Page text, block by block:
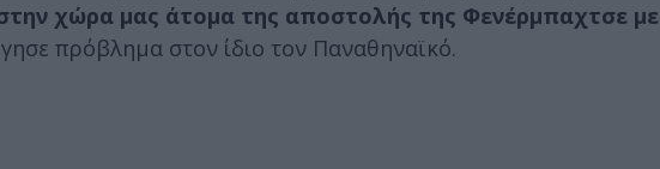
χώρα μας άτομα της αποστολής της Φενέρμπαχτσε με
πρόβλημα στον ίδιο τον Παναθηναϊκό.